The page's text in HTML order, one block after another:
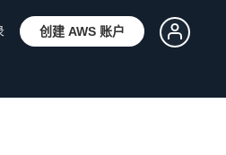
创建 AWS 账户